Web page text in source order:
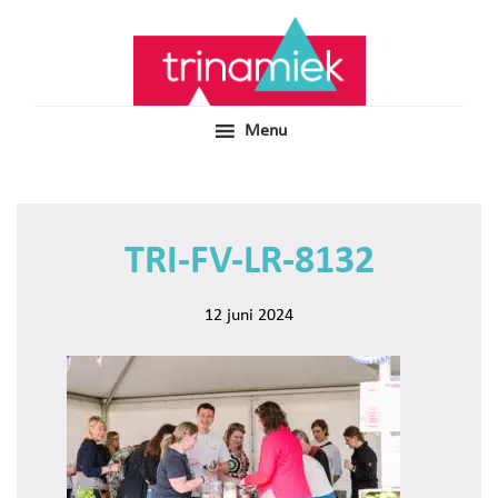
Menu
TRI-FV-LR-8132
12 juni 2024